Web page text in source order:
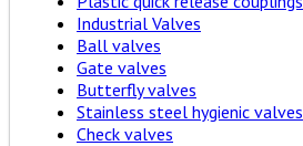
Industrial Valves
Ball valves
Gate valves
Butterfly valves
Stainless steel hygienic valves
Check valves